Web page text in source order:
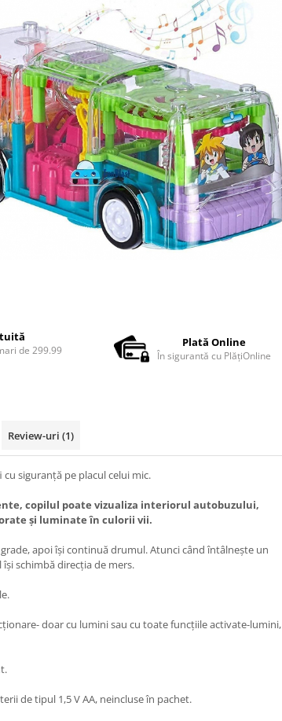
de 299.99
Plată Online
În sigurantă cu PlățiOnline
Review-uri (1)
siguranţă pe placul celui mic.
copilul poate vizualiza interiorul autobuzului,
şi luminate în culorii vii.
apoi îşi continuă drumul. Atunci când întâlneşte un
schimbă direcţia de mers.
doar cu lumini sau cu toate funcţiile activate-lumini,
de tipul 1,5 V AA, neincluse în pachet.